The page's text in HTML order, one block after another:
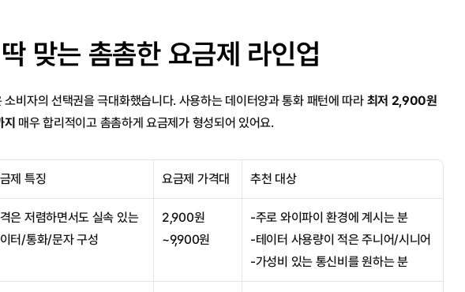
맞는 촘촘한 요금제 라인업
소비자의 선택권을 극대화했습니다. 사용하는 데이터양과 통화 패턴에 따라 최저 2,900원
지 매우 합리적이고 촘촘하게 요금제가 형성되어 있어요.
제 특징 요금제 가격대 추천 대상
은 저렴하면서도 실속 있는
터/통화/문자 구성
2,900원
~9,900원
-주로 와이파이 환경에 계시는 분
-테이터 사용량이 적은 주니어/시니어
-가성비 있는 통신비를 원하는 분